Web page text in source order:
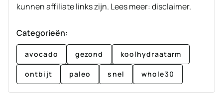
kunnen affiliate links zijn. Lees meer: disclaimer.
Categorieën:
avocado gezond koolhydraatarm
ontbijt paleo snel whole30